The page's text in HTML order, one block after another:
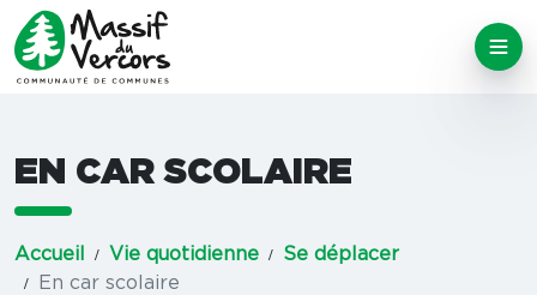
EN CAR SCOLAIRE
Accueil Vie quotidienne
Se déplacer
En car scolaire